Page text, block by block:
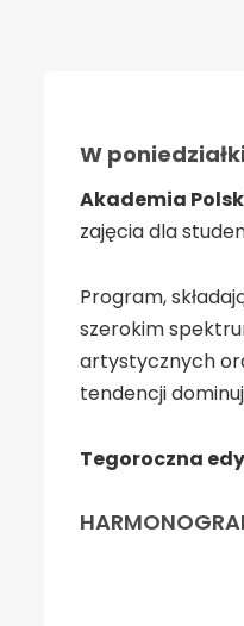
W
Akademia
zajęcia dla
Program,
szerokim
artystycznych
tendencji
Tegoroczna